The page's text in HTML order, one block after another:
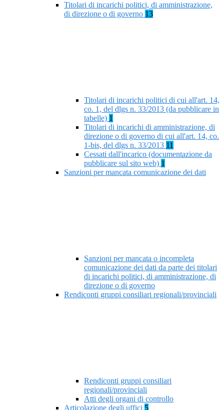
Titolari di incarichi politici, di amministrazione,
di direzione o di governo 13
Titolari di incarichi politici di cui all'art. 14,
co. 1, del dlgs n. 33/2013 (da pubblicare in
tabelle) 1
Titolari di incarichi di amministrazione, di
direzione o di governo di cui all'art. 14, co.
1-bis, del dlgs n. 33/2013 11
Cessati dall'incarico (documentazione da
pubblicare sul sito web) 1
Sanzioni per mancata comunicazione dei dati
Sanzioni per mancata o incompleta
comunicazione dei dati da parte dei titolari
di incarichi politici, di amministrazione, di
direzione o di governo
Rendiconti gruppi consiliari regionali/provinciali
Rendiconti gruppi consiliari
regionali/provinciali
Atti degli organi di controllo
Articolazione degli uffici 5